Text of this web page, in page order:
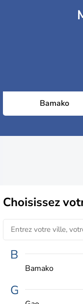
Bamako
Choisissez
B
Bamako
G